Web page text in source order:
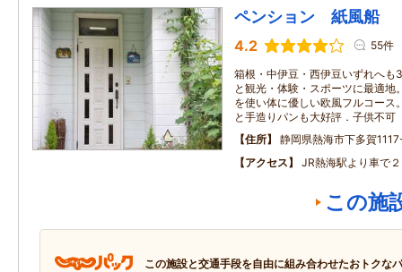
ペンション 紙風船
4.2 55件
箱根・中伊豆・西伊豆いずれへ
と観光・体験・スポーツに最適地
を使い体に優しい欧風フルコース
と手造りパンも大好評．子供不可
住所
静岡県熱海市下多賀
アクセス
JR熱海駅より車で
この施
この施設と交通手段を自由に組み合わせたおトクな